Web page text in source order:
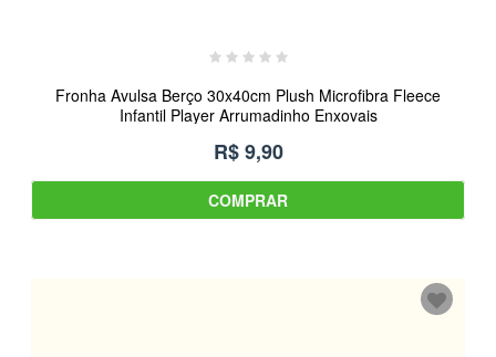
Fronha Avulsa Berço 30x40cm Plush Microfibra Fleece
Infantil Player Arrumadinho Enxovais
R$ 9,90
COMPRAR